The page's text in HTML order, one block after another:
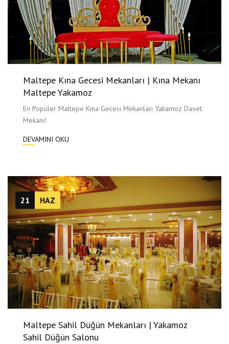
Maltepe Kına Gecesi Mekanları | Kına Mekanı
Maltepe Yakamoz
En Popüler Maltepe Kına Gecesi Mekanları Yakamoz Davet
Mekanı!
DEVAMINI OKU
21 HAZ
Maltepe Sahil Düğün Mekanları | Yakamoz
Sahil Düğün Salonu